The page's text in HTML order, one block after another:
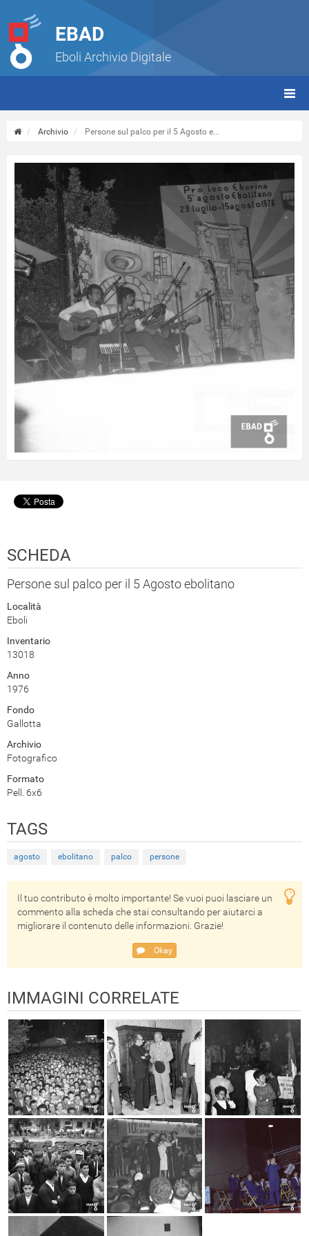
EBAD
Eboli Archivio Digitale
Archivio Persone sul palco per il 5 Agosto e...
SCHEDA
Persone sul palco per il 5 Agosto ebolitano
Località
Eboli
Inventario
13018
Anno
1976
Fondo
Gallotta
Archivio
Fotografico
Formato
Pell. 6x6
TAGS
agosto ebolitano palco persone
Il tuo contributo è molto importante! Se vuoi puoi lasciare un
commento alla scheda che stai consultando per aiutarci a
migliorare il contenuto delle informazioni. Grazie!
Okay
IMMAGINI CORRELATE